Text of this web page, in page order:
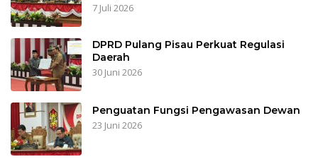
7 Juli 2026
DPRD Pulang Pisau Perkuat Regulasi
Daerah
30 Juni 2026
Penguatan Fungsi Pengawasan Dewan
23 Juni 2026